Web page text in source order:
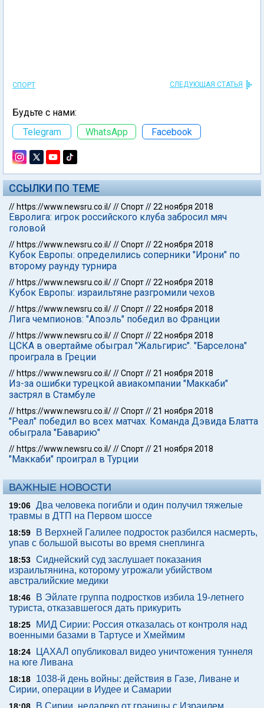
СПОРТ СЛЕДУЮЩАЯ СТАТЬЯ
Будьте с нами:
Telegram
WhatsApp Facebook
ССЫЛКИ ПО ТЕМЕ
// https://www.newsru.co.il///Спорт//22 ноября 2018
Евролига: игрок российского клуба забросил мяч
головой
// https://www.newsru.co.il///Спорт//22 ноября 2018
Кубок Европы: определились соперники "Ирони" по
второму раунду турнира
// https://www.newsru.co.il///Спорт//22 ноября 2018
Кубок Европы: израильтяне разгромили чехов
// https://www.newsru.co.il///Спорт//22 ноября 2018
Лига чемпионов: "Апоэль" победил во Франции
// https://www.newsru.co.il///Спорт//22 ноября 2018
ЦСКА в овертайме обыграл "Жальгирис". "Барселона"
проиграла в Греции
// https://www.newsru.co.il///Спорт//21 ноября 2018
Из-за ошибки турецкой авиакомпании "Маккаби"
застрял в Стамбуле
// https://www.newsru.co.il///Спорт//21 ноября 2018
"Реал" победил во всех матчах. Команда Дэвида Блатта
обыграла "Баварию"
// https://www.newsru.co.il///Спорт//21 ноября 2018
"Маккаби" проиграл в Турции
ВАЖНЫЕ НОВОСТИ
19:06 Два человека погибли и один получил тяжелые
травмы в ДТП на Первом шоссе
18:59
В Верхней Галилее подросток разбился насмерть,
упав с большой высоты во время снеплинга
18:53 Сиднейский суд заслушает показания
израильтянина, которому угрожали убийством
австралийские медики
18:46
В Эйлате группа подростков избила 19-летнего
туриста, отказавшегося дать прикурить
18:25
МИД Сирии: Россия отказалась от контроля над
военными базами в Тартусе и Хмеймим
18:24
ЦАХАЛ опубликовал видео уничтожения туннеля
на юге Ливана
18:18
1038-й день войны: действия в Газе, Ливане и
Сирии, операции в Иудее и Самарии
В Сирии, недалеко от границы с Израилем,